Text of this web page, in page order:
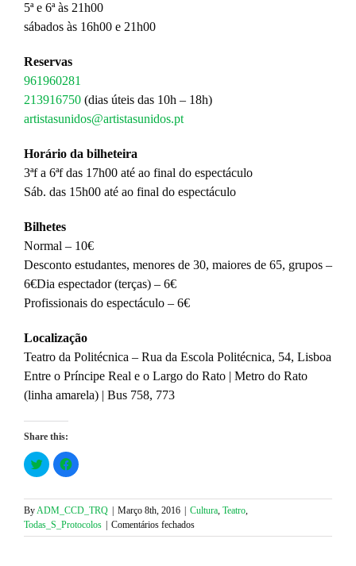
5ª e 6ª às 21h00
sábados às 16h00 e 21h00
Reservas
961960281
213916750 (dias úteis das 10h – 18h)
artistasunidos@artistasunidos.pt
Horário da bilheteira
3ªf a 6ªf das 17h00 até ao final do espectáculo
Sáb. das 15h00 até ao final do espectáculo
Bilhetes
Normal – 10€
Desconto estudantes, menores de 30, maiores de 65, grupos –
6€Dia espectador (terças) – 6€
Profissionais do espectáculo – 6€
Localização
Teatro da Politécnica – Rua da Escola Politécnica, 54, Lisboa
Entre o Príncipe Real e o Largo do Rato | Metro do Rato
(linha amarela) | Bus 758, 773
Share this:
Click
to
share
Twitter
(Opens
new
window)
Click
to
Facebook
(Opens
in
new
window)
ByADM_CCD_TRQ Março 8th, 2016 Cultura, Teatro,
Todas_S_Protocolos
Comentários fechadosem
A